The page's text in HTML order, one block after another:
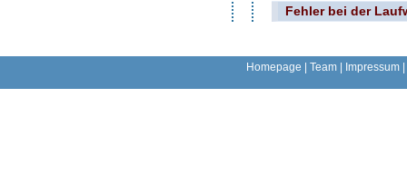
Fehler bei der
Homepage Team| Impressum|